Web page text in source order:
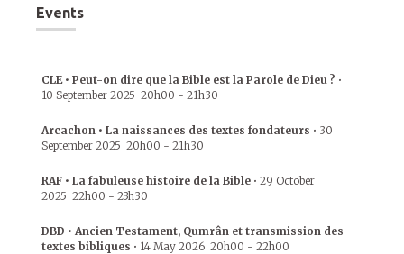
Events
CLE • Peut-on dire que la Bible est la Parole de Dieu ? •
10 September 2025 20h00 - 21h30
Arcachon • La naissances des textes fondateurs • 30
September 2025 20h00 - 21h30
RAF • La fabuleuse histoire de la Bible • 29 October
2025 22h00 - 23h30
DBD • Ancien Testament, Qumrân et transmission des
textes bibliques • 14 May 2026 20h00 - 22h00